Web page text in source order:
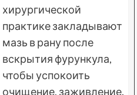
хирургической
практике закладывают
мазь в рану после
вскрытия фурункула,
чтобы успокоить
очищение, заживление.